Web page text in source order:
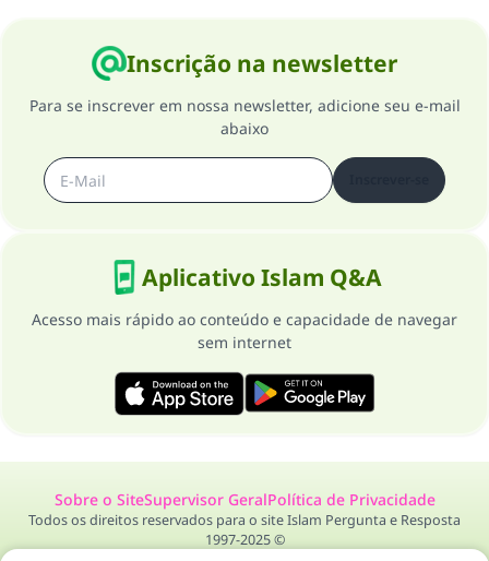
Inscrição na newsletter
Para se inscrever em nossa newsletter, adicione seu e-mail
abaixo
Aplicativo Islam Q&A
Acesso mais rápido ao conteúdo e capacidade de navegar
sem internet
Sobre o SiteSupervisor GeralPolítica de Privacidade
Todos os direitos reservados para o site Islam Pergunta e Resposta
1997-2025 ©
casamento.
Ajude-nos a responder à Ummah
O Profeta ﷺ disse,
"Quem quer que incentive outros a fazer o
que aqueles que o fazem."
CONTRIBUIR